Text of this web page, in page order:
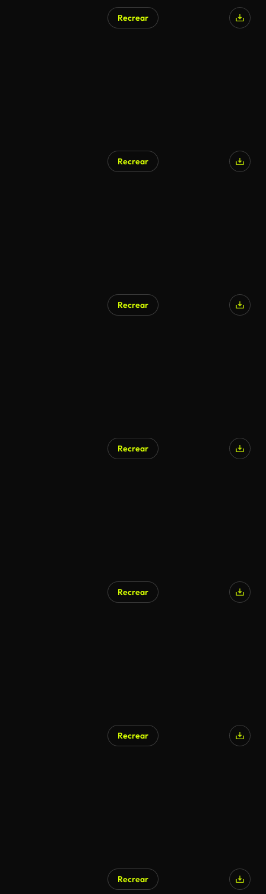
Recrear
Recrear
Recrear
Recrear
Recrear
Recrear
Recrear